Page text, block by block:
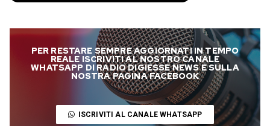
PER RESTARE SEMPRE AGGIORNATI IN TEMPO
REALE ISCRIVITI AL NOSTRO CANALE
WHATSAPP DI RADIO DIGIESSE NEWS E SULLA
NOSTRA PAGINA FACEBOOK
ISCRIVITI AL CANALE WHATSAPP